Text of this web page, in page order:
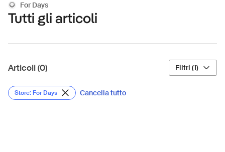
For Days
Tutti gli articoli
Articoli (0) Filtri (1)
Store: For Days Cancella tutto